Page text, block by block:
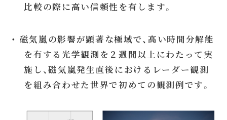
比較の際に高い信頼性を有します。
・ 磁気嵐の影響が顕著な極域で、高い時間分解能
を有する光学観測を２週間以上にわたって実
施し、磁気嵐発生直後におけるレーダー観測
を組み合わせた世界で初めての観測例です。